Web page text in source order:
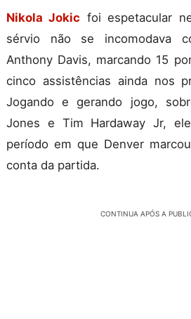
Nikola Jokic foi espetacular
sérvio não se incomodava
Anthony Davis, marcando 15
cinco assistências ainda nos
Jogando e gerando jogo,
Jones e Tim Hardaway Jr,
período em que Denver
conta da partida.
CONTINUA APÓS A